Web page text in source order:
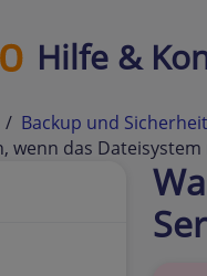
Hilfe &
Backup und Sicherheit
wenn das